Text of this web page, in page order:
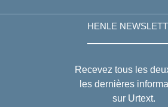
HENLE
Recevez tous les
les dernières
sur Urtext.